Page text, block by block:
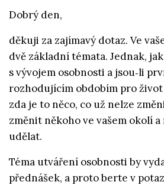
Dobrý den,
děkuji za zajímavý dotaz. Ve
dvě základní témata. Jednak,
s vývojem osobnosti a jsou‑li
rozhodujícím obdobím pro život
zda je to něco, co už nelze
změnit někoho ve vašem okolí
udělat.
Téma utváření osobnosti by
přednášek, a proto berte v